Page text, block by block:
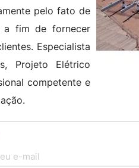
pelo fato de
a fim de fornecer
Especialista
Projeto Elétrico
competente e